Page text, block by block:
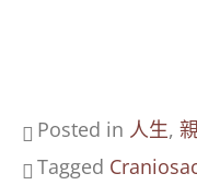
Posted in 人生,
Tagged